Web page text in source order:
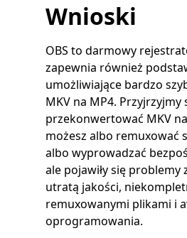
Wnioski
OBS to darmowy
zapewnia również
umożliwiające bardzo
MKV na MP4. Przyjrzyjmy
przekonwertować MKV
możesz albo remuxować
albo wyprowadzać
ale pojawiły się problemy
utratą jakości,
remuxowanymi plikami i
oprogramowania.